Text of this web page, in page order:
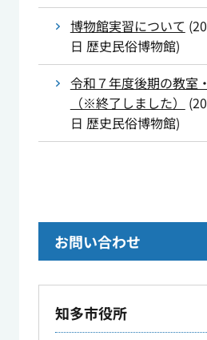
博物館実習について (
日 歴史民俗博物館)
令和７年度後期の教室
（※終了しました）
(
日 歴史民俗博物館)
お問い合わせ
知多市役所